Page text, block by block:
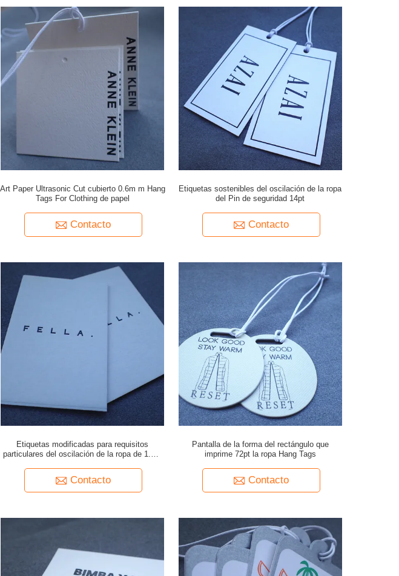
Art Paper Ultrasonic Cut cubierto 0.6m m Hang
Tags For Clothing de papel
Contacto
Etiquetas sostenibles del oscilación de la ropa
del Pin de seguridad 14pt
Contacto
Etiquetas modificadas para requisitos
particulares del oscilación de la ropa de 1.2m
Contacto
Pantalla de la forma del rectángulo que
imprime 72pt la ropa Hang Tags
Contacto